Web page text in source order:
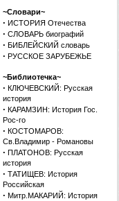
~Словари~
· ИСТОРИЯ Отечества
· СЛОВАРЬ биографий
· БИБЛЕЙСКИЙ словарь
· РУССКОЕ ЗАРУБЕЖЬЕ
~Библиотечка~
· КЛЮЧЕВСКИЙ: Русская
история
· КАРАМЗИН: История Гос.
Рос-го
· КОСТОМАРОВ:
Св.Владимир - Романовы
· ПЛАТОНОВ: Русская
история
· ТАТИЩЕВ: История
Российская
· Митр.МАКАРИЙ: История